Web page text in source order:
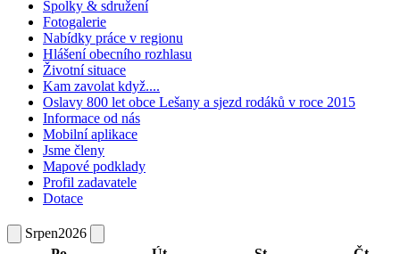
Spolky & sdružení
Fotogalerie
Nabídky práce v regionu
Hlášení obecního rozhlasu
Životní situace
Kam zavolat když....
Oslavy 800 let obce Lešany a sjezd rodáků v roce 2015
Informace od nás
Mobilní aplikace
Jsme členy
Mapové podklady
Profil zadavatele
Dotace
Srpen2026